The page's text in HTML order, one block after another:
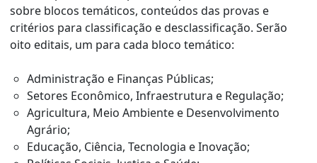
sobre blocos temáticos, conteúdos das provas e
critérios para classificação e desclassificação. Serão
oito editais, um para cada bloco temático:
Administração e Finanças Públicas;
Setores Econômico, Infraestrutura e Regulação;
Agricultura, Meio Ambiente e Desenvolvimento
Agrário;
Educação, Ciência, Tecnologia e Inovação;